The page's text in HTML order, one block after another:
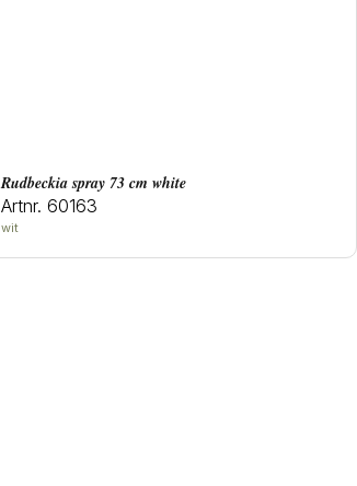
rudbeckia spray 73 cm white
Artnr. 60163
wit